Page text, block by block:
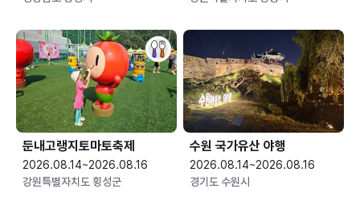
둔내고랭지토마토축제
2026.08.14~2026.08.16
강원특별자치도 횡성군
수원 국가유산 야행
2026.08.14~2026.08.16
경기도 수원시